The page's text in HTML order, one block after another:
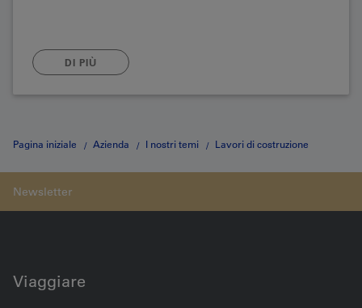
DI PIÙ
Pagina iniziale Azienda I nostri temi Lavori di costruzione
Viaggiare